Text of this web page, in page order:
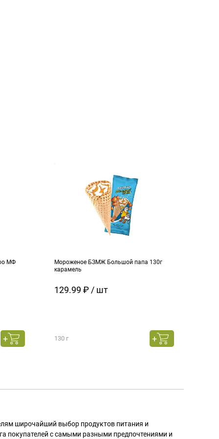
МФ
Мороженое БЗМЖ Большой папа 130г
карамель
129.99 ₽ / шт
130 г
широчайший выбор продуктов питания и
покупателей с самыми разными предпочтениями и